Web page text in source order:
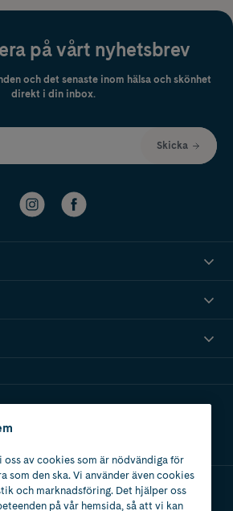
på vårt nyhetsbrev
och det senaste inom hälsa och skönhet
direkt i din inbox.
Skicka
oss av cookies som är nödvändiga för
som den ska. Vi använder även cookies
och marknadsföring. Det hjälper oss
på vår hemsida, så att vi kan